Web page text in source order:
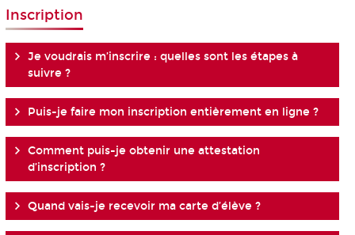
Inscription
Je voudrais m’inscrire : quelles sont les étapes à
suivre ?
Puis-je faire mon inscription entièrement en ligne ?
Comment puis-je obtenir une attestation
d’inscription ?
Quand vais-je recevoir ma carte d’élève ?